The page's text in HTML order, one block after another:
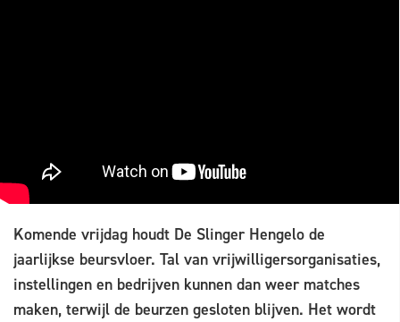
Komende vrijdag houdt De Slinger Hengelo de
jaarlijkse beursvloer. Tal van vrijwilligersorganisaties,
instellingen en bedrijven kunnen dan weer matches
maken, terwijl de beurzen gesloten blijven. Het wordt